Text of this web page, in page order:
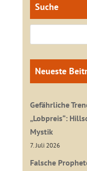
Suche
Neueste
Gefährliche
„Lobpreis“:
Mystik
7. Juli 2026
Falsche